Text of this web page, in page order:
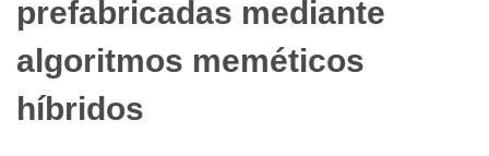
prefabricadas mediante
algoritmos meméticos
híbridos